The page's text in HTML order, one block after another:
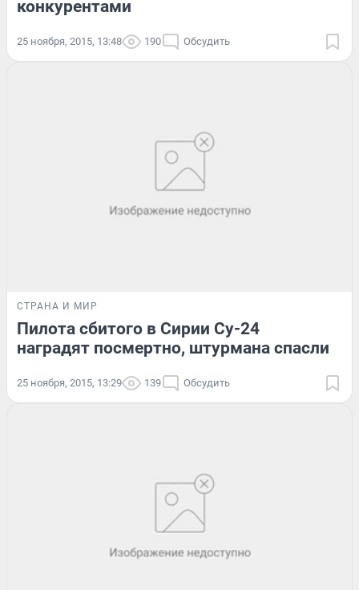
конкурентами
25 ноября, 2015, 13:48 190 Обсудить
СТРАНА И МИР
Пилота сбитого в Сирии Су-24
наградят посмертно, штурмана спасли
25 ноября, 2015, 13:29 139 Обсудить